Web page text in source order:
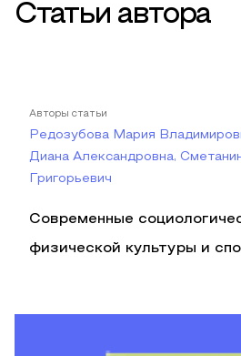
Статьи автора
Авторы статьи
Редозубова Мария
Диана Александровна,
Григорьевич
Современные
физической культуры и